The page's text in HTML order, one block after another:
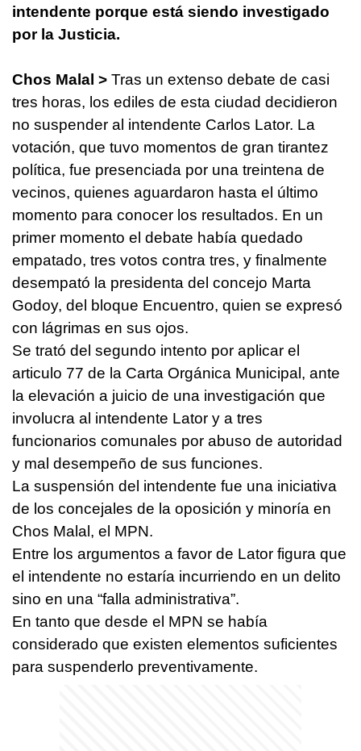
intendente porque está siendo investigado
por la Justicia.
Chos Malal > Tras un extenso debate de casi
tres horas, los ediles de esta ciudad decidieron
no suspender al intendente Carlos Lator. La
votación, que tuvo momentos de gran tirantez
política, fue presenciada por una treintena de
vecinos, quienes aguardaron hasta el último
momento para conocer los resultados. En un
primer momento el debate había quedado
empatado, tres votos contra tres, y finalmente
desempató la presidenta del concejo Marta
Godoy, del bloque Encuentro, quien se expresó
con lágrimas en sus ojos.
Se trató del segundo intento por aplicar el
articulo 77 de la Carta Orgánica Municipal, ante
la elevación a juicio de una investigación que
involucra al intendente Lator y a tres
funcionarios comunales por abuso de autoridad
y mal desempeño de sus funciones.
La suspensión del intendente fue una iniciativa
de los concejales de la oposición y minoría en
Chos Malal, el MPN.
Entre los argumentos a favor de Lator figura que
el intendente no estaría incurriendo en un delito
sino en una “falla administrativa”.
En tanto que desde el MPN se había
considerado que existen elementos suficientes
para suspenderlo preventivamente.